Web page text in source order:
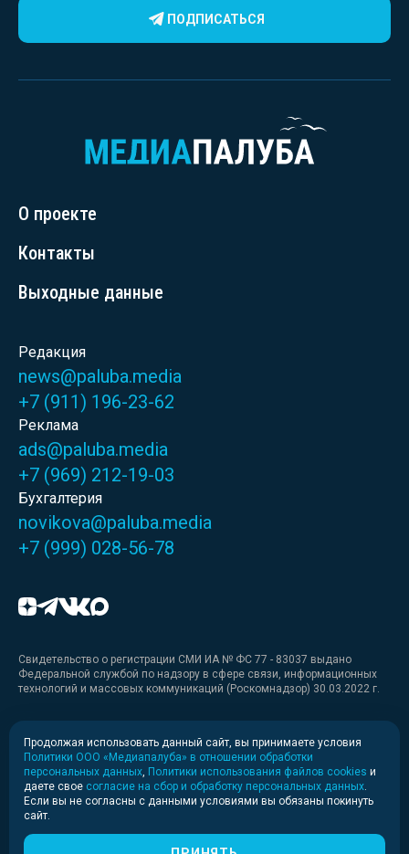
ПОДПИСАТЬСЯ
О проекте
Контакты
Выходные данные
Редакция
news@paluba.media
+7 (911) 196-23-62
Реклама
ads@paluba.media
+7 (969) 212-19-03
Бухгалтерия
novikova@paluba.media
+7 (999) 028-56-78
Свидетельство о регистрации СМИ ИА № ФС 77 - 83037 выдано
Федеральной службой по надзору в сфере связи, информационных
технологий и массовых коммуникаций (Роскомнадзор) 30.03.2022 г.
Медиакит
Медиакит для печати
Политика конфиденциальности
© 2020-2026 Информационное агентство «Медиапалуба»
Продолжая использовать данный сайт, вы принимаете условия
Политики ООО «Медиапалуба» в отношении обработки
персональных данных Политики использования файлов cookies и
даете свое согласие на сбор и обработку персональных данных
Если вы не согласны с данными условиями вы обязаны покинуть
сайт.